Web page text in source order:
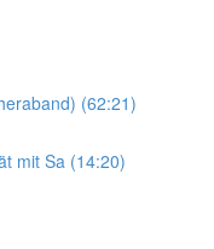
(62:21)
mit Sa (14:20)